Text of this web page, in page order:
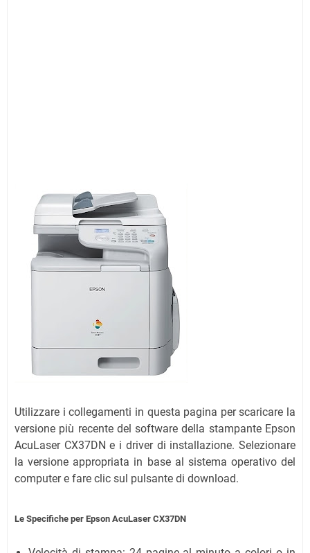
Utilizzare i collegamenti in questa pagina per scaricare la
versione più recente del software della stampante Epson
AcuLaser CX37DN e i driver di installazione. Selezionare
la versione appropriata in base al sistema operativo del
computer e fare clic sul pulsante di download.
Le Specifiche per Epson AcuLaser CX37DN